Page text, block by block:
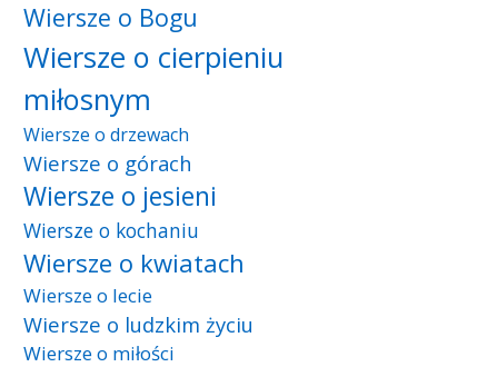
Wiersze o Bogu
Wiersze o cierpieniu
miłosnym
Wiersze o drzewach
Wiersze o górach
Wiersze o jesieni
Wiersze o kochaniu
Wiersze o kwiatach
Wiersze o lecie
Wiersze o ludzkim życiu
Wiersze o miłości